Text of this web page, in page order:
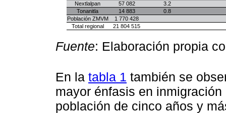
Nextlalpan
57 082
3.2
Tonanitla
14 883
0.8
Población ZMVM
1 770 428
Total regional
21 804 515
Fuente: Elaboración propia
En la tabla 1 también se
mayor énfasis en
población de cinco años y